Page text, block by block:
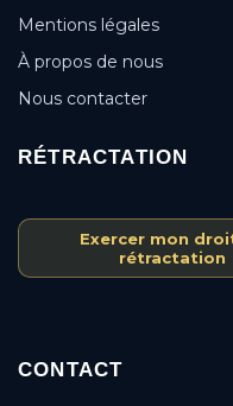
Mentions légales
À propos de nous
Nous contacter
RÉTRACTATION
Exercer mon
rétractation
CONTACT